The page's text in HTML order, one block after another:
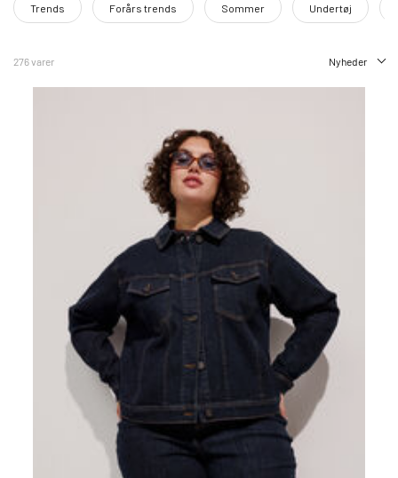
Trends Forårs trends Sommer Undertøj
276 varer Nyheder